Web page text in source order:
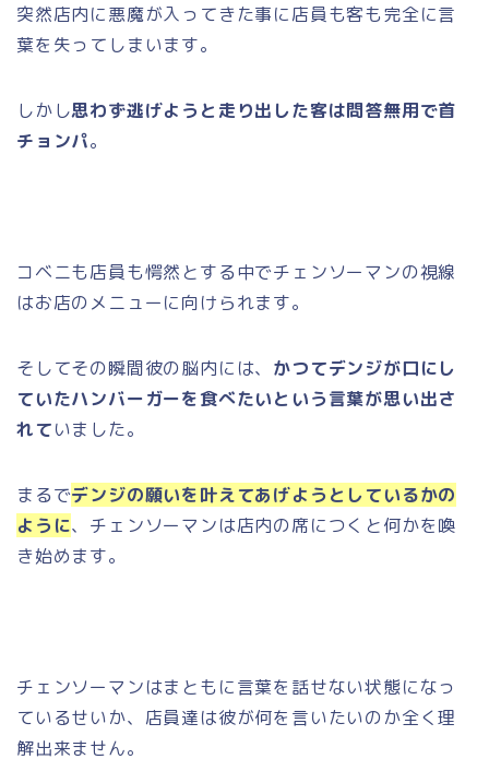
突然店内に悪魔が入ってきた事に店員も客も完全に言
葉を失ってしまいます。
しかし思わず逃げようと走り出した客は問答無用で首
チョンパ。
コベニも店員も愕然とする中でチェンソーマンの視線
はお店のメニューに向けられます。
そしてその瞬間彼の脳内には、 かつてデンジが口にし
ていたハンバーガーを食べたいという言葉が思い出さ
れていました。
まるでデンジの願いを叶えてあげようとしているかの
ように、チェンソーマンは店内の席につくと何かを喚
き始めます。
チェンソーマンはまともに言葉を話せない状態になっ
ているせいか、店員達は彼が何を言いたいのか全く理
解出来ません。